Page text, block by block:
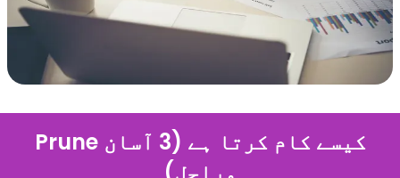
Prune کیسے کام کرتا ہے (3 آسان